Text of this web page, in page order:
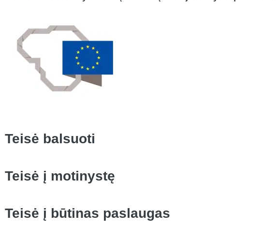
Teisė balsuoti
Teisė į motinystę
Teisė į būtinas paslaugas